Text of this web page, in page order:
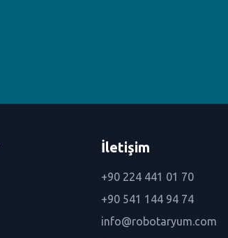
İletişim
+90 224 441 01 70
+90 541 144 94 74
info@robotaryum.com